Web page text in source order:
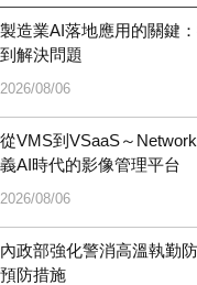
製造業AI落地應用的關鍵
到解決問題
2026/08/06
從VMS到VSaaS～
義AI時代的影像管理平台
2026/08/06
內政部強化警消高溫執勤
預防措施